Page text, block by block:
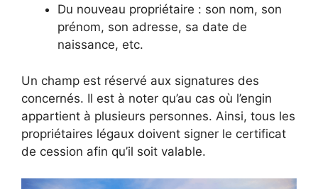
Du nouveau propriétaire : son nom, son
prénom, son adresse, sa date de
naissance, etc.
Un champ est réservé aux signatures des
concernés. Il est à noter qu’au cas où l’engin
appartient à plusieurs personnes. Ainsi, tous les
propriétaires légaux doivent signer le certificat
de cession afin qu’il soit valable.